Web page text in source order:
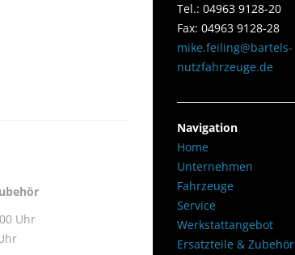
Uhr
Tel.: 04963 9128-20
Fax: 04963 9128-28
mike.feiling@bartels-
nutzfahrzeuge.de
Navigation
Home
Unternehmen
Fahrzeuge
Service
Werkstattangebot
Ersatzteile & Zubehör